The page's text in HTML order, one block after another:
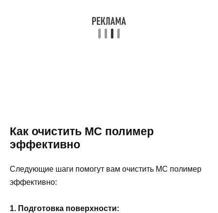
Как очистить МС полимер
эффективно
Следующие шаги помогут вам очистить МС полимер
эффективно:
1. Подготовка поверхности: